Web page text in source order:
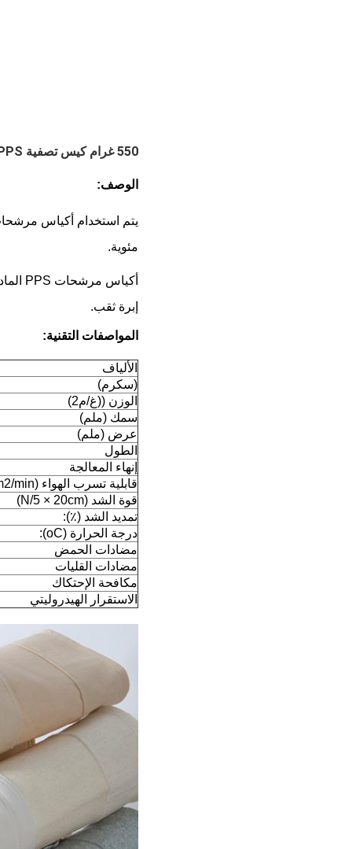
550 غرام كيس تصفية PPS ذو كثافة عالية عالية درجة حرارة عالية لجمع الغبار في محطة توليد الطاقة الصناعية:
الوصف:
مئوية.
إبرة ثقب.
المواصفات التقنية:
الألياف
(سكرم)
الوزن ((غ/م2)
سمك (ملم)
عرض (ملم)
الطول
إنهاء المعالجة
قابلية تسرب الهواء (L/dm2/min):
قوة الشد (N/5 × 20cm)
تمديد الشد (٪):
درجة الحرارة (oC):
مضادات الحمض
مضادات القليات
مكافحة الإحتكاك
الاستقرار الهيدروليتي